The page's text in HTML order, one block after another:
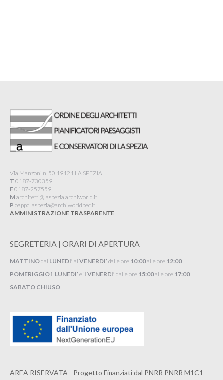
Via Manzoni n. 50 19121 LA SPEZIA
T 0187-730359
F0187-257559
Marchitetti@laspezia.archiworld.it
P oappc.laspezia@archiworldpec.it​
AMMINISTRAZIONE TRASPARENTE
SEGRETERIA | ORARI DI APERTURA
MATTINOdal LUNEDI’ al VENERDI’ dalle ore 10:00alle ore 12:00
POMERIGGIO il LUNEDI’ e il VENERDI’ dalle ore 15:00alle ore 17:00
SABATO CHIUSO
AREA RISERVATA - Progetto Finanziati dal PNRR PNRR M1C1